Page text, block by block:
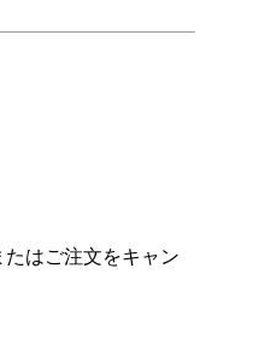
はご注文をキャン